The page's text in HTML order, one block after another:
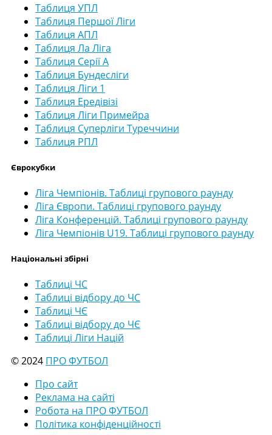
Таблиця УПЛ
Таблиця Першої Ліги
Таблиця АПЛ
Таблиця Ла Ліга
Таблиця Серії А
Таблиця Бундесліги
Таблиця Ліги 1
Таблиця Ередівізі
Таблиця Ліги Примейра
Таблиця Суперліги Туреччини
Таблиця РПЛ
Єврокубки
Ліга Чемпіонів. Таблиці групового раунду
Ліга Європи. Таблиці групового раунду
Ліга Конференцій. Таблиці групового раунду
Ліга Чемпіонів U19. Таблиці групового раунду
Національні збірні
Таблиці ЧС
Таблиці відбору до ЧС
Таблиці ЧЄ
Таблиці відбору до ЧЄ
Таблиці Ліги Націй
© 2024 ПРО ФУТБОЛ
Про сайт
Реклама на сайті
Робота на ПРО ФУТБОЛ
Політика конфіденційності